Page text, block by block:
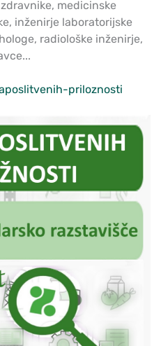
medicinske
inženirje laboratorijske
radiološke inženirje,
priloznosti